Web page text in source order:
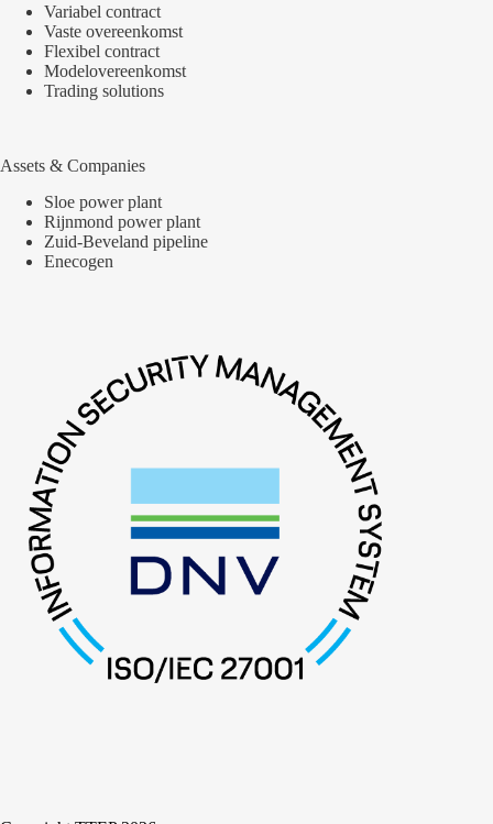
Variabel contract
Vaste overeenkomst
Flexibel contract
Modelovereenkomst
Trading solutions
Assets & Companies
Sloe power plant
Rijnmond power plant
Zuid-Beveland pipeline
Enecogen